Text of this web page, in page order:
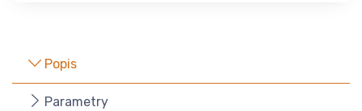
Popis
Parametry